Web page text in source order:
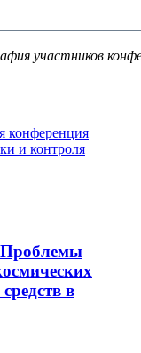
участников
конференция
и контроля
в